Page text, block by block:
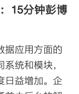
15分钟彭博
据应用方面的
统和模块，
日益增加。企